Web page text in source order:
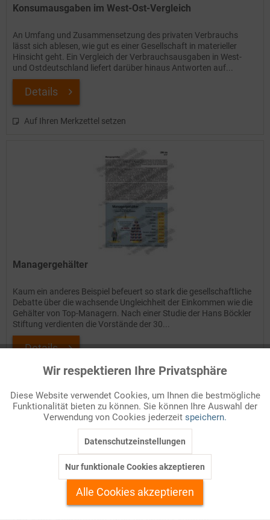
Konsumausgaben im West-Ost-Vergleich
An Umfang und Zusammensetzung des privaten Verbrauchs
lässt sich ablesen, wie gut es einer Gesellschaft in materieller
Hinsicht geht. Ein Vergleich der Verbrauchsausgaben in West-
und Ostdeutschland liefert darüber hinaus Antworten auf...
Details
Auf Ihren Merkzettel setzen
Managergehälter
Kaum ein anderes Beispiel befeuert so stark die gesellschaftliche
Debatte über die wachsende Ungleichheit der Einkommen wie die
Gehälter von Top-Managern. Nach einer Studie der Hans Böckler
Stiftung verdienten die Vorstände der 30...
Details
Auf Ihren Merkzettel setzen
Funktionale Aktiv
Marketing Inaktiv
Personalisierung Inaktiv
Service
Wir respektieren Ihre Privatsphäre
Diese Website verwendet Cookies, um Ihnen die bestmögliche
Funktionalität bieten zu können. Sie können Ihre Auswahl der
Verwendung von Cookies jederzeit speichern.
Datenschutzeinstellungen
Nur funktionale Cookies akzeptieren
Alle Cookies akzeptieren